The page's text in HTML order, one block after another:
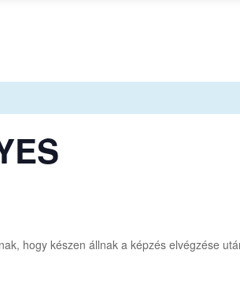
hogy készen állnak a képzés elvégzése